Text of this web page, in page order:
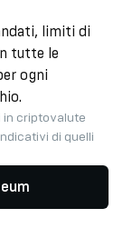
limiti di
tutte le
ogni
in criptovalute
di quelli